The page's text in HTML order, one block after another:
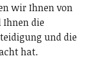
wir Ihnen von
Ihnen die
und die
hat.